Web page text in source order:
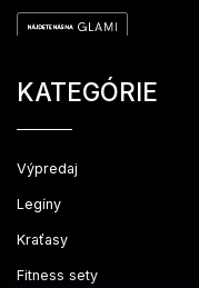
KATEGÓRIE
Výpredaj
Legíny
Kraťasy
Fitness sety